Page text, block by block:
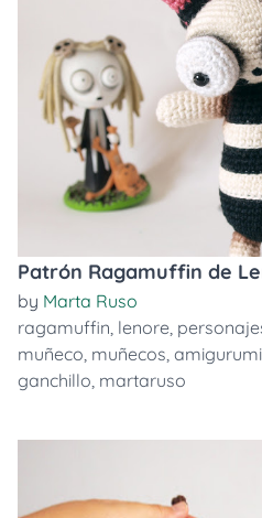
Patrón Ragamuffin de
by Marta Ruso
ragamuffin, lenore,
muñeco, muñecos,
ganchillo, martaruso